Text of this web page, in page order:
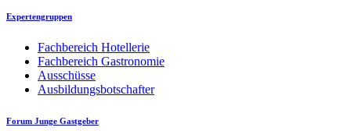
Expertengruppen
Fachbereich Hotellerie
Fachbereich Gastronomie
Ausschüsse
Ausbildungsbotschafter
Forum Junge Gastgeber